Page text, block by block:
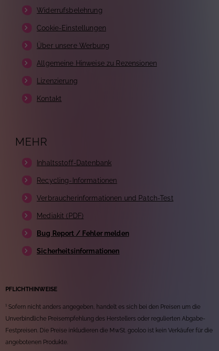
Widerrufsbelehrung
Cookie-Einstellungen
Über unsere Werbung
Allgemeine Hinweise zu Rezensionen
Lizenzierung
Kontakt
MEHR
Inhaltsstoff-Datenbank
Recycling-Informationen
Verbraucherinformationen und Patch-Test
Mediakit (PDF)
Bug Report / Fehler melden
Sicherheitsinformationen
PFLICHTHINWEISE
¹ Sofern nicht anders angegeben, handelt es sich bei den Preisen um die
Unverbindliche Preisempfehlung des Herstellers oder regulierten Abgabe-
Festpreisen. Die Preise inkludieren die MwSt. gooloo ist kein Verkäufer für die
angebotenen Produkte.